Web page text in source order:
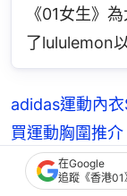
《01女生》
了lululemon
adidas運動內
買運動胸圍推介
Sports Bra點
在Google
追蹤《香港01